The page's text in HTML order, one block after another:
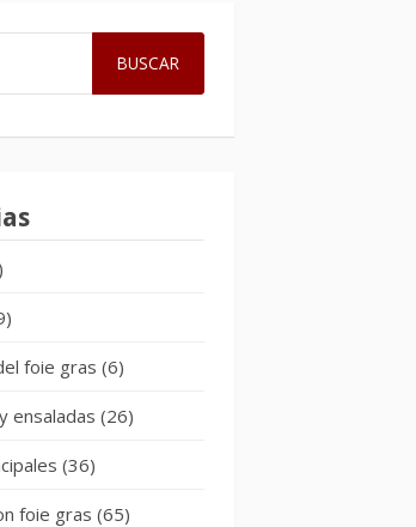
foie gras (6)
ensaladas (26)
(36)
foie gras (65)